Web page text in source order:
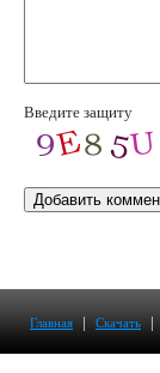
Введите защиту
Главная | Скачать |